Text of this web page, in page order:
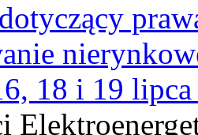
18 i 19